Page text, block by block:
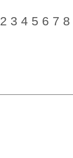
2 3 4 5 6 7 8